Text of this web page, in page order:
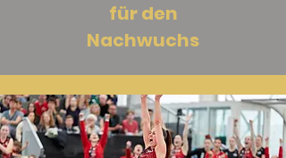
für den
Nachwuchs